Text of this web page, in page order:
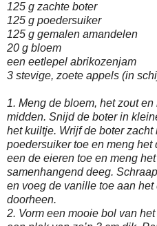
125 g zachte boter
125 g poedersuiker
125 g gemalen amandelen
20 g bloem
een eetlepel abrikozenjam
3 stevige, zoete appels (in
1. Meng de bloem, het zout
midden. Snijd de boter in
het kuiltje. Wrijf de boter
poedersuiker toe en meng het
een de eieren toe en meng
samenhangend deeg.
en voeg de vanille toe aan
doorheen.
2. Vorm een mooie bol van